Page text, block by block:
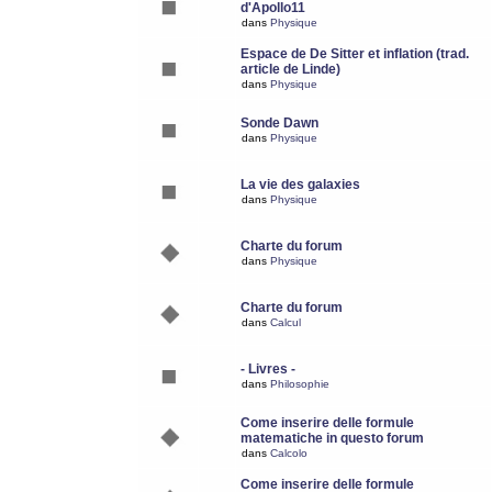
d'Apollo11
dans Physique
Espace de De Sitter et inflation (trad.
article de Linde)
dans Physique
Sonde Dawn
dans Physique
La vie des galaxies
dans Physique
Charte du forum
dans Physique
Charte du forum
dans Calcul
- Livres -
dans Philosophie
Come inserire delle formule
matematiche in questo forum
dans Calcolo
Come inserire delle formule